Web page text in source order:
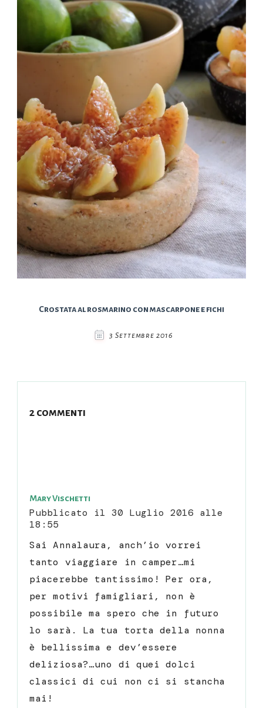
Crostata al rosmarino con mascarpone e fichi
3 Settembre 2016
2 commenti
Mary Vischetti
Pubblicato il 30 Luglio 2016 alle
18:55
Sai Annalaura, anch’io vorrei
tanto viaggiare in camper…mi
piacerebbe tantissimo! Per ora,
per motivi famigliari, non è
possibile ma spero che in futuro
lo sarà. La tua torta della nonna
è bellissima e dev’essere
deliziosa?…uno di quei dolci
classici di cui non ci si stancha
mai!